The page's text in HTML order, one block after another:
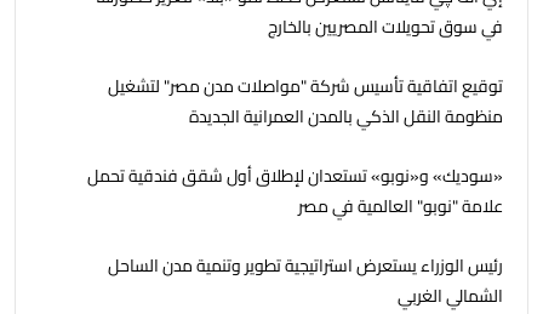
في سوق تحويلات المصريين بالخارج
توقيع اتفاقية تأسيس شركة "مواصلات مدن مصر" لتشغيل
منظومة النقل الذكي بالمدن العمرانية الجديدة
«سوديك» و«نوبو» تستعدان لإطلاق أول شقق فندقية تحمل
علامة "نوبو" العالمية في مصر
رئيس الوزراء يستعرض استراتيجية تطوير وتنمية مدن الساحل
الشمالي الغربي